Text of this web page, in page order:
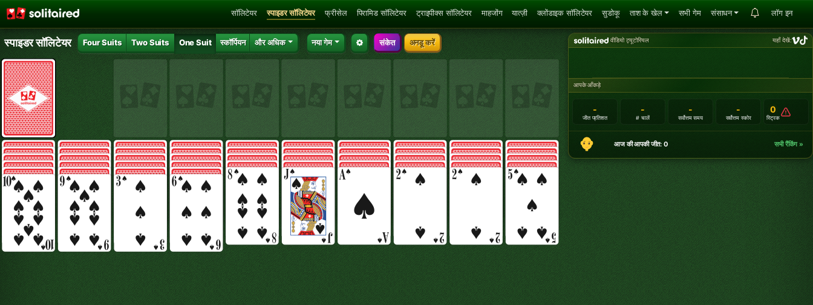
सॉलिटेयर स्पाइडर सॉलिटेयर फ्रीसेल पिरामिड सॉलिटेयर ट्राइपीक्स सॉलिटेयर माहजोंग यात्ज़ी क्लोंडाइक सॉलिटेयर सुडोकू ताश के खेल सभी गेम संसाधन लॉग इन
स्पाइडर सॉलिटेयर Four Suits Two Suits One Suit स्कॉर्पियन और अधिक नया गेम संकेत अनडू करें वीडियो ट्यूटोरियल यहाँ देखें:
आपके आँकड़े
-
जीत प्रतिशत
-
# चालें
-
सर्वोत्तम समय
-
सर्वोत्तम स्कोर
0
स्ट्रिक
आज की आपकी जीत: 0 सभी रैंकिंग »